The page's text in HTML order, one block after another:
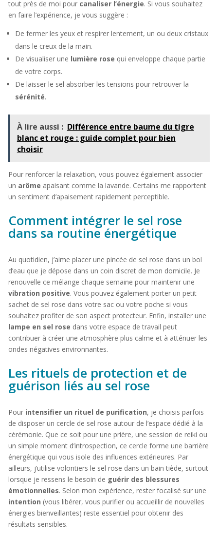
tout près de moi pour canaliser l’énergie. Si vous souhaitez
en faire l’expérience, je vous suggère :
De fermer les yeux et respirer lentement, un ou deux cristaux
dans le creux de la main.
De visualiser une lumière rose qui enveloppe chaque partie
de votre corps.
De laisser le sel absorber les tensions pour retrouver la
sérénité.
À lire aussi : Différence entre baume du tigre
blanc et rouge : guide complet pour bien
choisir
Pour renforcer la relaxation, vous pouvez également associer
un arôme apaisant comme la lavande. Certains me rapportent
un sentiment d’apaisement rapidement perceptible.
Comment intégrer le sel rose
dans sa routine énergétique
Au quotidien, j’aime placer une pincée de sel rose dans un bol
d’eau que je dépose dans un coin discret de mon domicile. Je
renouvelle ce mélange chaque semaine pour maintenir une
vibration positive. Vous pouvez également porter un petit
sachet de sel rose dans votre sac ou votre poche si vous
souhaitez profiter de son aspect protecteur. Enfin, installer une
lampe en sel rose dans votre espace de travail peut
contribuer à créer une atmosphère plus calme et à atténuer les
ondes négatives environnantes.
Les rituels de protection et de
guérison liés au sel rose
Pour intensifier un rituel de purification, je choisis parfois
de disposer un cercle de sel rose autour de l’espace dédié à la
cérémonie. Que ce soit pour une prière, une session de reiki ou
un simple moment d’introspection, ce cercle forme une barrière
énergétique qui vous isole des influences extérieures. Par
ailleurs, j’utilise volontiers le sel rose dans un bain tiède, surtout
lorsque je ressens le besoin de guérir des blessures
émotionnelles. Selon mon expérience, rester focalisé sur une
intention (vous libérer, vous purifier ou accueillir de nouvelles
énergies bienveillantes) reste essentiel pour obtenir des
résultats sensibles.